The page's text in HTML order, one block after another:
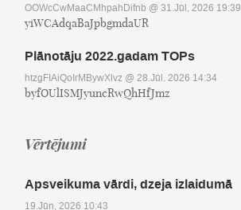
OOWcCwMaaCMhpahDifnb @ 31.Jūl, 2026 19:39
yiWCAdqaBaJpbgmdaUR
Plānotāju 2022.gadam TOPs
htzgFIAiQoIrMBywXlvz @ 28.Jūl, 2026 14:34
byfOUlISMJyuncRwQhHfJmz
Vērtējumi
Apsveikuma vārdi, dzeja izlaidumā
19.Jūn, 2026 10:43